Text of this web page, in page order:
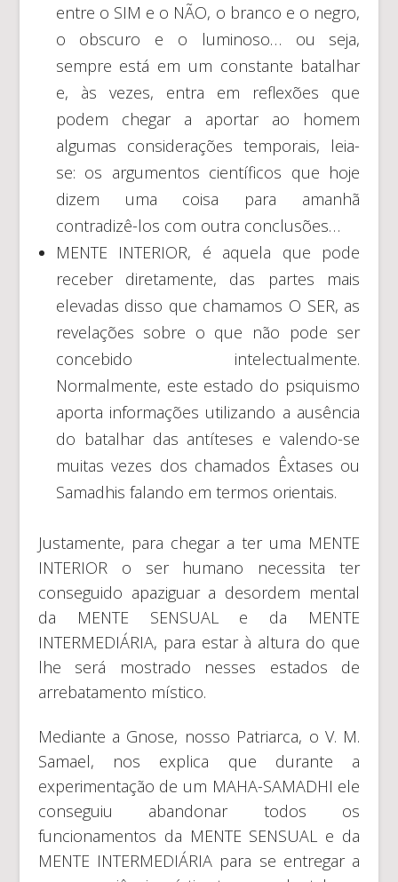
entre o SIM e o NÃO, o branco e o negro,
o obscuro e o luminoso… ou seja,
sempre está em um constante batalhar
e, às vezes, entra em reflexões que
podem chegar a aportar ao homem
algumas considerações temporais, leia-
se: os argumentos científicos que hoje
dizem uma coisa para amanhã
contradizê-los com outra conclusões…
MENTE INTERIOR, é aquela que pode
receber diretamente, das partes mais
elevadas disso que chamamos O SER, as
revelações sobre o que não pode ser
concebido intelectualmente.
Normalmente, este estado do psiquismo
aporta informações utilizando a ausência
do batalhar das antíteses e valendo-se
muitas vezes dos chamados Êxtases ou
Samadhis falando em termos orientais.
Justamente, para chegar a ter uma MENTE
INTERIOR o ser humano necessita ter
conseguido apaziguar a desordem mental
da MENTE SENSUAL e da MENTE
INTERMEDIÁRIA, para estar à altura do que
lhe será mostrado nesses estados de
arrebatamento místico.
Mediante a Gnose, nosso Patriarca, o V. M.
Samael, nos explica que durante a
experimentação de um MAHA-SAMADHI ele
conseguiu abandonar todos os
funcionamentos da MENTE SENSUAL e da
MENTE INTERMEDIÁRIA para se entregar a